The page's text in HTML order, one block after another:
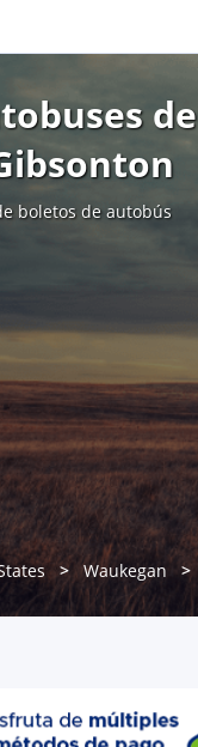
de
boletos de autobús
Waukegan